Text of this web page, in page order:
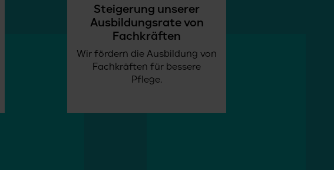
Steigerung unserer
Ausbildungsrate von
Fachkräften
Wir fördern die Ausbildung von
Fachkräften für bessere
Pflege.